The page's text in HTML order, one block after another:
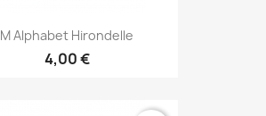
M Alphabet Hirondelle
4,00 €